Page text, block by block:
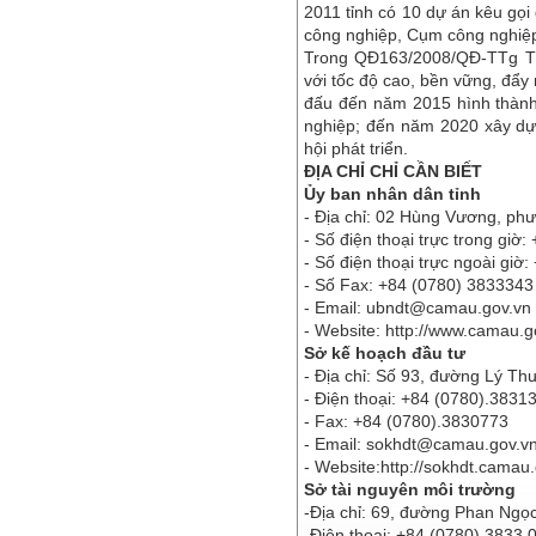
2011 tỉnh có 10 dự án kêu
công nghiệp, Cụm công
Trong QĐ163/2008/QĐ-TTg
với tốc độ cao, bền vững,
đấu đến năm 2015 hình
nghiệp; đến năm 2020 xây
hội phát triển.
ĐỊA CHỈ CHỈ CẦN BIẾT
Ủy ban nhân dân tỉnh
- Địa chỉ: 02 Hùng Vương,
- Số điện thoại trực trong giờ:
- Số điện thoại trực ngoài giờ:
- Số Fax: +84 (0780)
- Email: ubndt@camau.gov.vn
- Website: http://
Sở kế hoạch đầu tư
- Địa chỉ: Số 93, đường Lý
- Điện thoại: +84
- Fax: +84 (0780).3830773
- Email:
- Website:http://
Sở tài nguyên môi trường
-Địa chỉ: 69, đường Phan